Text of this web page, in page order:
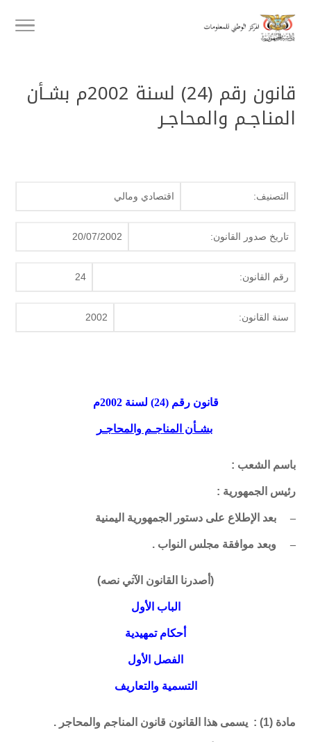
قانون رقم (24) لسنة 2002م بشـأن
المناجـم والمحاجـر
التصنيف: اقتصادي ومالي
تاريخ صدور القانون: 20/07/2002
رقم القانون: 24
سنة القانون: 2002
قانون رقم (24) لسنة 2002م
بشـأن المناجـم والمحاجـر
باسم الشعب :
رئيس الجمهورية :
– بعد الإطلاع على دستور الجمهورية اليمنية
– وبعد موافقة مجلس النواب .
) أصدرنا القانون الآتي نصه(
الباب الأول
أحكام تمهيدية
الفصل الأول
التسمية والتعاريف
مادة (1) : يسمى هذا القانون قانون المناجم والمحاجر .